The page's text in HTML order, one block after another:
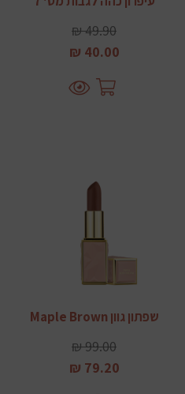
49.90 ₪
40.00 ₪
שפתון גוון Maple Brown
99.00 ₪
79.20 ₪